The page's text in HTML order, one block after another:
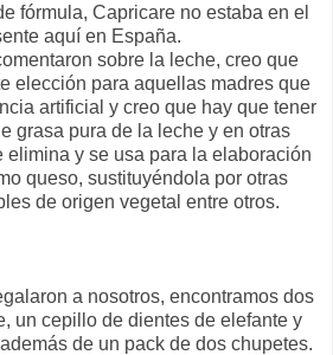
fórmula, Capricare no estaba en el
aquí en España.
sobre la leche, creo que
elección para aquellas madres que
artificial y creo que hay que tener
grasa pura de la leche y en otras
elimina y se usa para la elaboración
queso, sustituyéndola por otras
de origen vegetal entre otros.
a nosotros, encontramos dos
un cepillo de dientes de elefante y
de un pack de dos chupetes.